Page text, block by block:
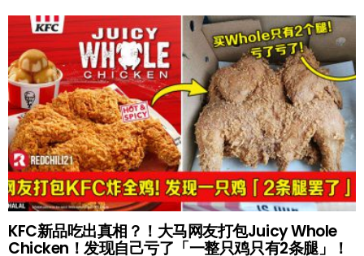
KFC新品吃出真相？！大马网友打包Juicy Whole
Chicken！发现自己亏了「一整只鸡只有2条腿」！